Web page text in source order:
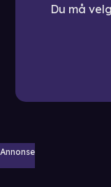
Du må
Annonse